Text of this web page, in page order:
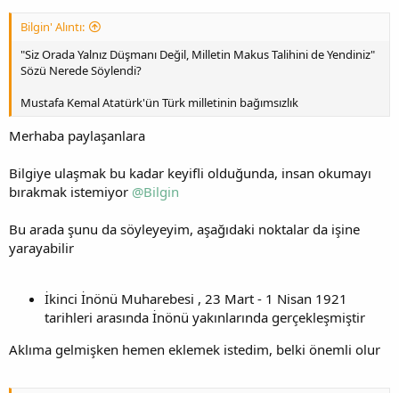
Bilgin' Alıntı:
"Siz Orada Yalnız Düşmanı Değil, Milletin Makus Talihini de Yendiniz"
Sözü Nerede Söylendi?
Mustafa Kemal Atatürk'ün Türk milletinin bağımsızlık
Merhaba paylaşanlara
Bilgiye ulaşmak bu kadar keyifli olduğunda, insan okumayı
bırakmak istemiyor @Bilgin
Bu arada şunu da söyleyeyim, aşağıdaki noktalar da işine
yarayabilir
İkinci İnönü Muharebesi , 23 Mart - 1 Nisan 1921
tarihleri arasında İnönü yakınlarında gerçekleşmiştir
Aklıma gelmişken hemen eklemek istedim, belki önemli olur